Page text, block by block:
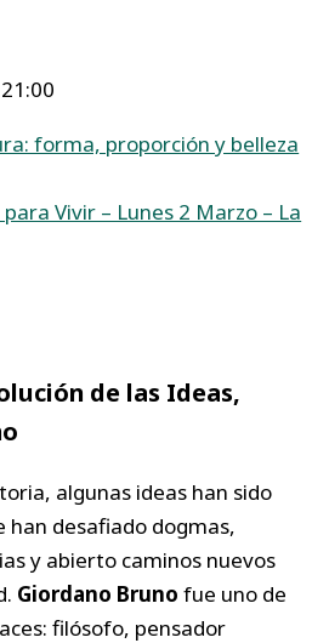
21:00
forma, proporción y belleza
Vivir – Lunes 2 Marzo – La
de las Ideas,
algunas ideas han sido
han desafiado dogmas,
y abierto caminos nuevos
Giordano Bruno fue uno de
filósofo, pensador